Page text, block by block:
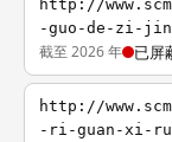
http://
-guo-de-zi-
截至 2026 年 已屏
http://
-ri-guan-xi-